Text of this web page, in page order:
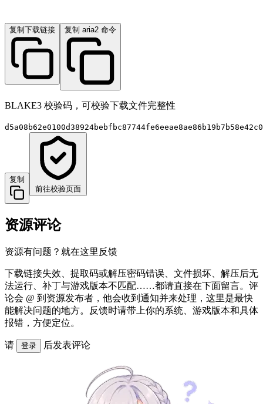
复制下载链接 复制 aria2 命令
BLAKE3 校验码，可校验下载文件完整性
复制
前往校验页面
资源评论
资源有问题？就在这里反馈
下载链接失效、提取码或解压密码错误、文件损坏、解压后无
法运行、补丁与游戏版本不匹配……都请直接在下面留言。评
论会 @ 到资源发布者，他会收到通知并来处理，这里是最快
能解决问题的地方。反馈时请带上你的系统、游戏版本和具体
报错，方便定位。
请 登录 后发表评论